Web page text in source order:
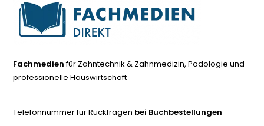
Fachmedienfür Zahntechnik & Zahnmedizin, Podologie und
professionelle Hauswirtschaft
Telefonnummer für Rückfragen bei Buchbestellungen